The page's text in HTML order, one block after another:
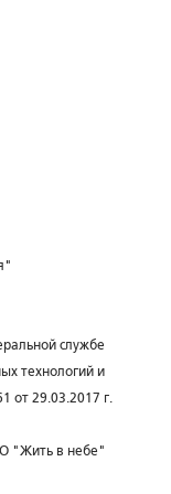
службе
технологий и
от 29.03.2017 г.
"Жить в небе"